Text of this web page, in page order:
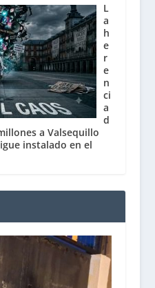
L
a
h
e
r
e
n
ci
a
d
a Valsequillo
instalado en el